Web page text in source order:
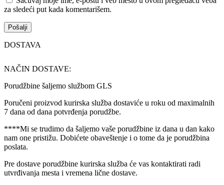
za sledeći put kada komentarišem.
DOSTAVA
NAČIN DOSTAVE:
Porudžbine šaljemo službom GLS
Poručeni proizvod kurirska služba dostaviće u roku od maximalnih
7 dana od dana potvrđenja porudžbe.
****Mi se trudimo da šaljemo vaše porudžbine iz dana u dan kako
nam one pristižu. Dobićete obaveštenje i o tome da je porudžbina
poslata.
Pre dostave porudžbine kurirska služba će vas kontaktirati radi
utvrđivanja mesta i vremena lične dostave.